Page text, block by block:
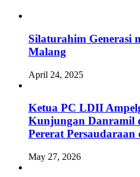
Silaturahim Generasi
Malang
April 24, 2025
Ketua PC LDII
Kunjungan Danramil
Pererat Persaudaraan
May 27, 2026